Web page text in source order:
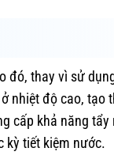
đó, thay vì sử
nhiệt độ cao, tạo
cấp khả năng
kỳ tiết kiệm nước.